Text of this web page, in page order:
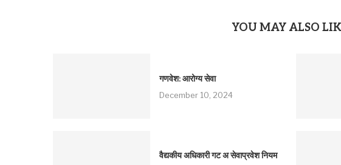
YOU MAY ALSO
गणवेश: आरोग्य सेवा
December 10, 2024
वैद्यकीय अधिकारी गट अ सेवाप्रवेश नियम